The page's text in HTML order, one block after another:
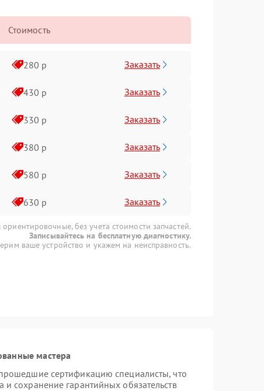
Стоимость
280 р Заказать
430 р Заказать
330 р Заказать
380 р Заказать
580 р Заказать
630 р Заказать
без учета стоимости запчастей.
Записывайтесь на бесплатную диагностику.
ваше устройство и укажем на неисправность.
мастера
сертификацию специалисты, что
и сохранение гарантийных обязательств